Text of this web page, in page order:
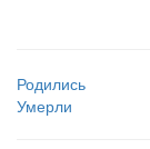
Родились
Умерли